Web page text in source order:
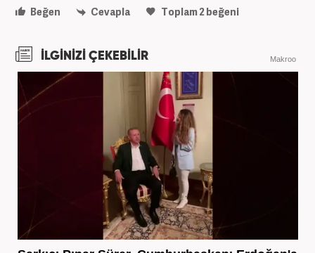
Beğen
Cevapla Toplam2 beğeni
İLGİNİZİ ÇEKEBİLİR Makroo